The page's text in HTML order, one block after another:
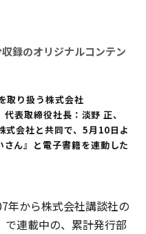
録のオリジナルコンテン
取り扱う株式会社
表取締役社長：淡野 正、
会社と共同で、5月10日よ
ん』と電子書籍を連動した
から株式会社講談社の
連載中の、累計発行部